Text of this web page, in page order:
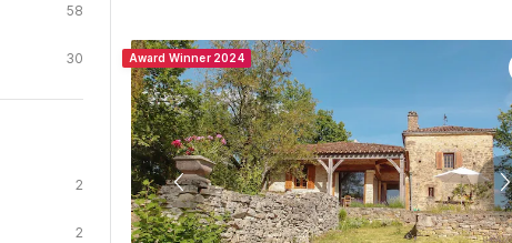
58
30
2
2
Award Winner 2024